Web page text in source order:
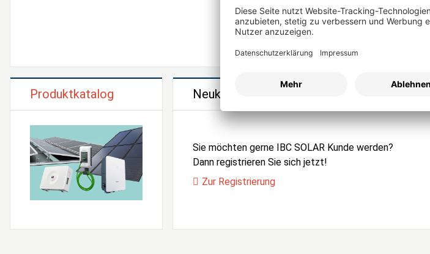
Produktkatalog Neukunden Registrierung
Sie möchten gerne IBC SOLAR Kunde werden?
Dann registrieren Sie sich jetzt!
Zur Registrierung